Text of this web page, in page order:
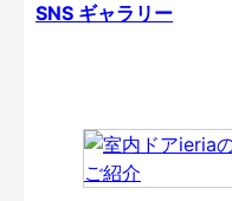
SNS ギャラリー